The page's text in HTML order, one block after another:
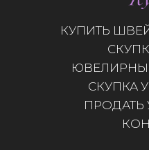
КУПИТЬ
СКУПКА
ПРОДАТЬ